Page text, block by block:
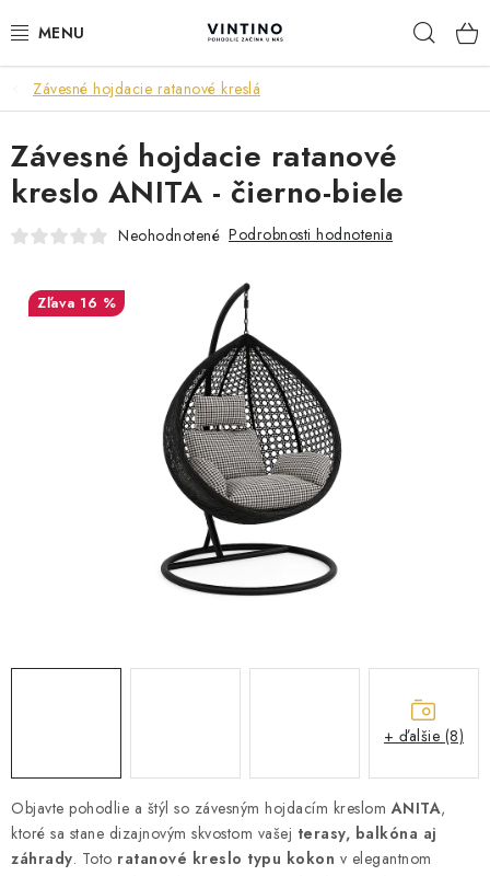
na
NÁBYTOK
VÝPREDAJ
ZÁVESNÉ HOJDACIE KRESLÁ
JEDÁLENSKÉ STOLY
JEDÁLENSKÉ STOLIČKY
ZÁHRADNÝ NÁBYTOK
STOJANY A REGÁLY
SKRIŇA NA TOPANKY
FAQ - NAJČASTEJŠIE OTÁZKY
Závesné hojdacie ratanové kreslá
Objavte pohodlie a štýl so závesným hojdacím kreslomANITA,
ktoré sa stane dizajnovým skvostom vašej terasy, balkóna aj
záhrady. Toto ratanové kreslo typu kokon v elegantnom
Závesné hojdacie ratanové
kreslo ANITA - čierno-biele
Neohodnotené Podrobnosti hodnotenia
16 %
+ ďalšie (8)